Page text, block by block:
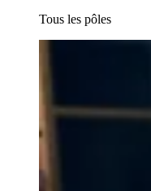
Tous les pôles